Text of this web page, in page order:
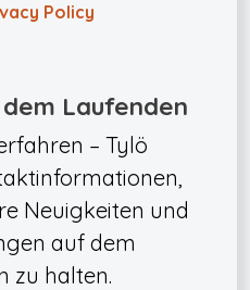
Policy
Laufenden
– Tylö
Neuigkeiten und
auf dem
zu halten.